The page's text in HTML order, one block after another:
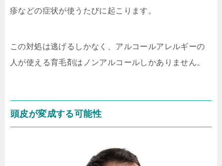
疹などの症状が使うたびに起こります。
この対処は逃げるしかなく、 アルコールアレルギーの
人が使える育毛剤はノンアルコールしかありません。
頭皮が変成する可能性